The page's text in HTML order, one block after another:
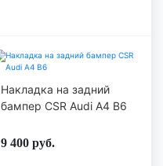
Накладка на задний
бампер CSR Audi A4 B6
9 400 руб.